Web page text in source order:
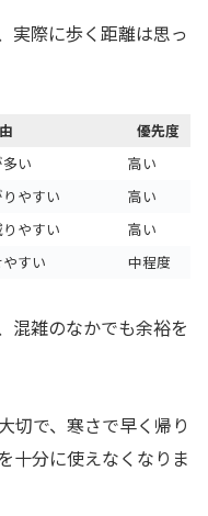
実際に歩く距離は思っ
優先度
い
高い
やすい
高い
やすい
高い
すい 中程度
混雑のなかでも余裕を
切で、寒さで早く帰り
十分に使えなくなりま